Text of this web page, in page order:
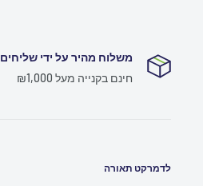
משלוח מהיר על ידי שליחים
חינם בקנייה מעל ₪1,000
לדמרקט תאורה